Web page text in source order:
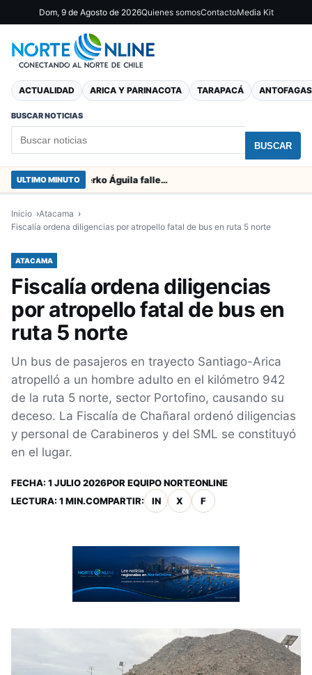
Dom, 9 de Agosto de 2026Quienes somosContactoMedia Kit
ACTUALIDAD ARICA Y PARINACOTA TARAPACÁ
BUSCAR NOTICIAS
BUSCAR
ULTIMO MINUTO Padres del jugador de San Marcos Yerko Águila fallecieron en accidente de tránsito en Temuco
Inicio
Atacama
Fiscalía ordena diligencias por atropello fatal de bus en ruta 5 norte
ATACAMA
Fiscalía ordena diligencias
por atropello fatal de bus en
ruta 5 norte
Un bus de pasajeros en trayecto Santiago-Arica
atropelló a un hombre adulto en el kilómetro 942
de la ruta 5 norte, sector Portofino, causando su
deceso. La Fiscalía de Chañaral ordenó diligencias
y personal de Carabineros y del SML se constituyó
en el lugar.
FECHA: 1 JULIO 2026POR EQUIPO NORTEONLINE
LECTURA: 1 MIN.COMPARTIR: IN X F